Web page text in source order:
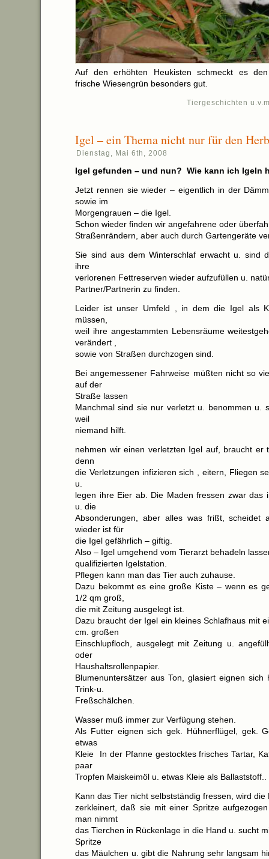
Auf den erhöhten Heukisten schmeckt es
frische Wiesengrün besonders gut.
Tiergeschichten
Igel – ein Thema nicht nur für den
Dienstag, Mai 6th, 2008
Igel gefunden – und nun? Wie kann ich Igeln
Jetzt rennen sie wieder – eigentlich in der
sowie im
Morgengrauen – die Igel.
Schon wieder finden wir angefahrene oder
Straßenrändern, aber auch durch Gartengeräte
Sie sind aus dem Winterschlaf erwacht u. sind
ihre
verlorenen Fettreserven wieder aufzufüllen u.
Partner/Partnerin zu finden.
Leider ist unser Umfeld , in dem die Igel als
müssen,
weil ihre angestammten Lebensräume
verändert ,
sowie von Straßen durchzogen sind.
Bei angemessener Fahrweise müßten nicht so
auf der
Straße lassen
Manchmal sind sie nur verletzt u. benommen u.
weil
niemand hilft.
nehmen wir einen verletzten Igel auf, braucht er
denn
die Verletzungen infizieren sich , eitern, Fliegen
u.
legen ihre Eier ab. Die Maden fressen zwar das
u. die
Absonderungen, aber alles was frißt, scheidet
wieder ist für
die Igel gefährlich – giftig.
Also – Igel umgehend vom Tierarzt behadeln
qualifizierten Igelstation.
Pflegen kann man das Tier auch zuhause.
Dazu bekommt es eine große Kiste – wenn es
1/2 qm groß,
die mit Zeitung ausgelegt ist.
Dazu braucht der Igel ein kleines Schlafhaus mit
cm. großen
Einschlupfloch, ausgelegt mit Zeitung u.
oder
Haushaltsrollenpapier.
Blumenuntersätzer aus Ton, glasiert eignen sich
Trink-u.
Freßschälchen.
Wasser muß immer zur Verfügung stehen.
Als Futter eignen sich gek. Hühnerflügel, gek.
etwas
Kleie In der Pfanne gestocktes frisches Tartar,
paar
Tropfen Maiskeimöl u. etwas Kleie als Ballaststoff..
Kann das Tier nicht selbstständig fressen, wird die
zerkleinert, daß sie mit einer Spritze
man nimmt
das Tierchen in Rückenlage in die Hand u. sucht
Spritze
das Mäulchen u. gibt die Nahrung sehr langsam